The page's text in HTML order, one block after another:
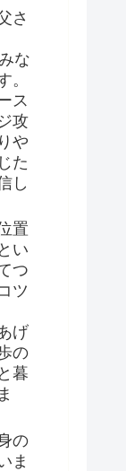
さ
な
。
ス
攻
や
た
し
置
い
つ
ツ
げ
の
暮
の
ま